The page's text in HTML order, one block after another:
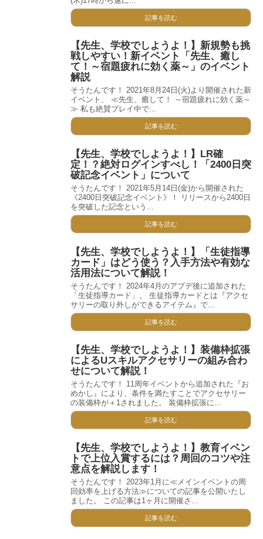
記事を読む
【先生、学校でしようよ！】新規勢も挑
戦しやすい！新イベント「先生、癒し
て！～宿題疲れに効く薬～」のイベント
解説
そうたんです！ 2021年8月24日(火)より開催された新
イベント、 ≪先生、癒して！ ～宿題疲れに効く薬～
≫ 私も絶賛プレイ中で...
記事を読む
【先生、学校でしようよ！】LR確
定！？絶対ログインすべし！「2400日突
破記念イベント」について
そうたんです！ 2021年5月14日(金)から開催された
《2400日突破記念イベント》！ リリースから2400日
を突破した記念という...
記事を読む
【先生、学校でしようよ！】「生徒指導
カード」はどう使う？入手方法や有効な
活用法について解説！
そうたんです！ 2024年4月のアプデ後に追加された
「生徒指導カード」。 生徒指導カードとは『アクセ
サリーの取り外しができるアイテム』で...
記事を読む
【先生、学校でしようよ！】装備枠拡張
によるUスキルアクセサリーの組み合わ
せについて解説！
そうたんです！ 11周年イベントから追加された『お
めかし』により、条件を満たすことでアクセサリー
の装備枠が＋1されました。 装備枠拡張に...
記事を読む
【先生、学校でしようよ！】教育イベン
トで上位入賞するには？周回のコツや注
意点を解説します！
そうたんです！ 2023年1月に≪メインイベントの周
回効率を上げる方法≫についての記事を公開いたし
ました。 この記事は1ヶ月に開催さ...
記事を読む